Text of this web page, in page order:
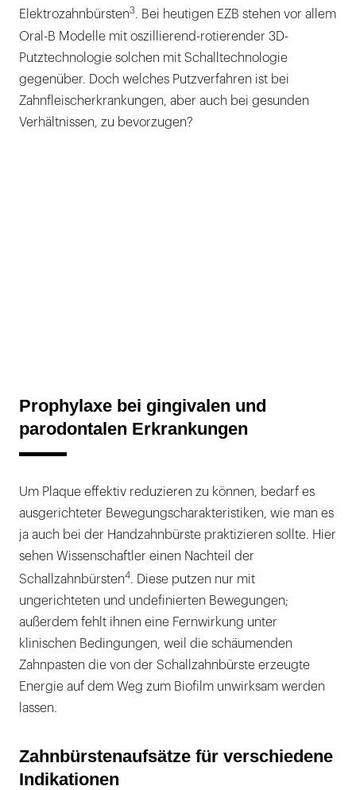
Elektrozahnbürsten3. Bei heutigen EZB stehen vor allem
Oral-B Modelle mit oszillierend-rotierender 3D-
Putztechnologie solchen mit Schalltechnologie
gegenüber. Doch welches Putzverfahren ist bei
Zahnfleischerkrankungen, aber auch bei gesunden
Verhältnissen, zu bevorzugen?
Prophylaxe bei gingivalen und
parodontalen Erkrankungen
Um Plaque effektiv reduzieren zu können, bedarf es
ausgerichteter Bewegungscharakteristiken, wie man es
ja auch bei der Handzahnbürste praktizieren sollte. Hier
sehen Wissenschaftler einen Nachteil der
Schallzahnbürsten4. Diese putzen nur mit
ungerichteten und undefinierten Bewegungen;
außerdem fehlt ihnen eine Fernwirkung unter
klinischen Bedingungen, weil die schäumenden
Zahnpasten die von der Schallzahnbürste erzeugte
Energie auf dem Weg zum Biofilm unwirksam werden
lassen.
Zahnbürstenaufsätze für verschiedene
Indikationen